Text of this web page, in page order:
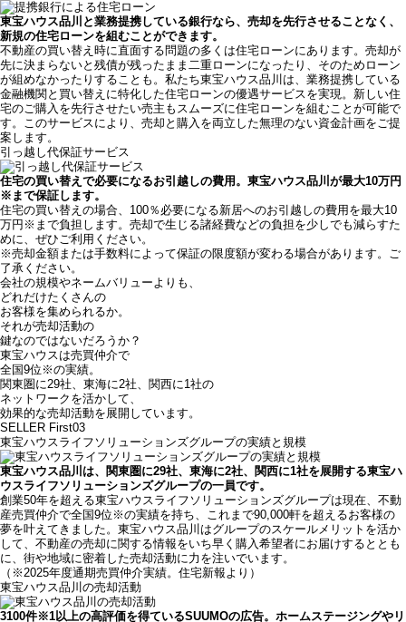
東宝ハウス品川と業務提携している銀行なら、売却を先行させることなく、
新規の住宅ローンを組むことができます。
不動産の買い替え時に直面する問題の多くは住宅ローンにあります。売却が
先に決まらないと残債が残ったまま二重ローンになったり、そのためローン
が組めなかったりすることも。私たち東宝ハウス品川は、業務提携している
金融機関と買い替えに特化した住宅ローンの優遇サービスを実現。新しい住
宅のご購入を先行させたい売主もスムーズに住宅ローンを組むことが可能で
す。このサービスにより、売却と購入を両立した無理のない資金計画をご提
案します。
引っ越し代保証サービス
住宅の買い替えで必要になるお引越しの費用。東宝ハウス品川が最大10万円
※ まで保証します。
住宅の買い替えの場合、100％必要になる新居へのお引越しの費用を最大10
万円※まで負担します。売却で生じる諸経費などの負担を少しでも減らすた
めに、ぜひご利用ください。
※売却金額または手数料によって保証の限度額が変わる場合があります。ご
了承ください。
会社の規模やネームバリューよりも、
どれだけたくさんの
お客様を集められるか。
それが売却活動の
鍵なのではないだろうか？
東宝ハウスは売買仲介で
全国9位 ※の実績。
関東圏に29社、東海に2社、関西に1社の
ネットワークを活かして、
効果的な売却活動を展開しています。
SELLER First03
東宝ハウスライフソリューションズグループの実績と規模
東宝ハウス品川は、関東圏に29社、東海に2社、関西に1社を展開する東宝ハ
ウスライフソリューションズグループの一員です。
創業50年を超える東宝ハウスライフソリューションズグループは現在、不動
産売買仲介で全国9位 ※の実績を持ち、これまで90,000軒を超えるお客様の
夢を叶えてきました。東宝ハウス品川はグループのスケールメリットを活か
して、不動産の売却に関する情報をいち早く購入希望者にお届けするととも
に、街や地域に密着した売却活動に力を注いでいます。
（※2025年度通期売買仲介実績。住宅新報より）
東宝ハウス品川の売却活動
3100件※1以上の高評価を得ているSUUMOの広告。ホームステージングやリ